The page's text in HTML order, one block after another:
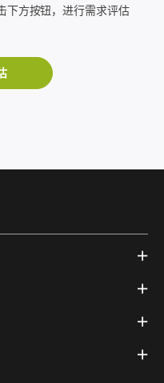
下方按钮，进行需求评估